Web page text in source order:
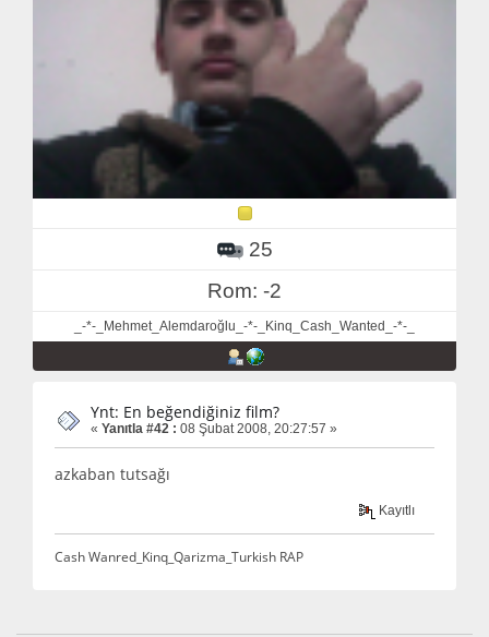
25
Rom: -2
_-*-_Mehmet_Alemdaroğlu_-*-_Kinq_Cash_Wanted_-*-_
Ynt: En beğendiğiniz film?
« Yanıtla #42 : 08 Şubat 2008, 20:27:57 »
azkaban tutsağı
Kayıtlı
Cash Wanred_Kinq_Qarizma_Turkish RAP